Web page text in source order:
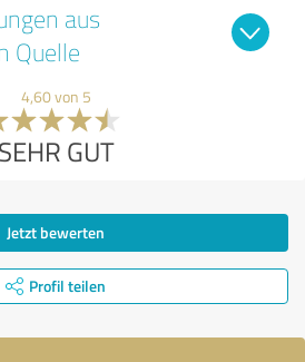
aus
Quelle
4,60 von 5
SEHR GUT
Jetzt bewerten
Profil teilen